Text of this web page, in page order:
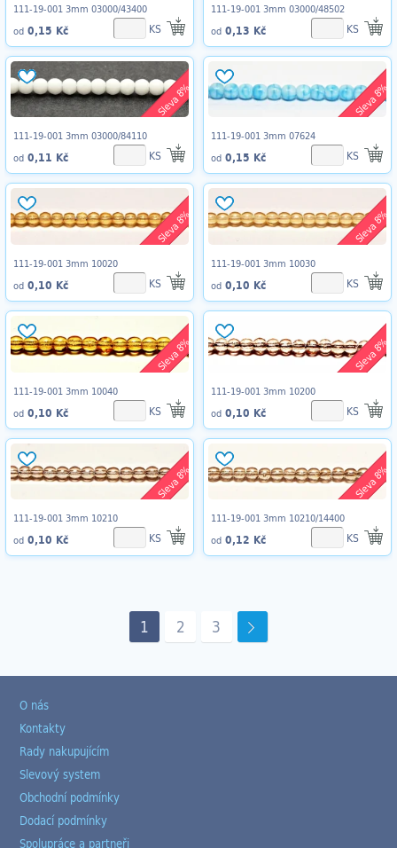
111-19-001 3mm 03000/43400
od 0,15 Kč KS
111-19-001 3mm 03000/48502
od 0,13 Kč KS
Sleva 8%
111-19-001 3mm 03000/84110
od 0,11 Kč KS
Sleva 8%
111-19-001 3mm 07624
od 0,15 Kč KS
Sleva 8%
111-19-001 3mm 10020
od 0,10 Kč KS
Sleva 8%
111-19-001 3mm 10030
od 0,10 Kč KS
Sleva 8%
111-19-001 3mm 10040
od 0,10 Kč KS
Sleva 8%
111-19-001 3mm 10200
od 0,10 Kč KS
Sleva 8%
111-19-001 3mm 10210
od 0,10 Kč KS
Sleva 8%
111-19-001 3mm 10210/14400
od 0,12 Kč KS
1 2 3
O nás
Kontakty
Rady nakupujícím
Slevový system
Obchodní podmínky
Dodací podmínky
Spolupráce a partneři